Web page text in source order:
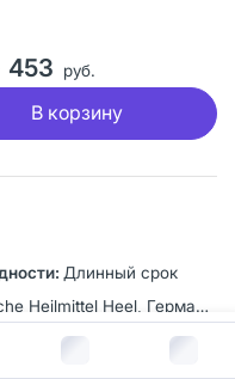
руб.
453 руб.
В корзину
Длинный срок
Biologische Heilmittel Heel, Германия